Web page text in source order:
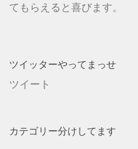
てもらえると喜びます。
ツイッターやってまっせ
ツイート
カテゴリー分けしてます